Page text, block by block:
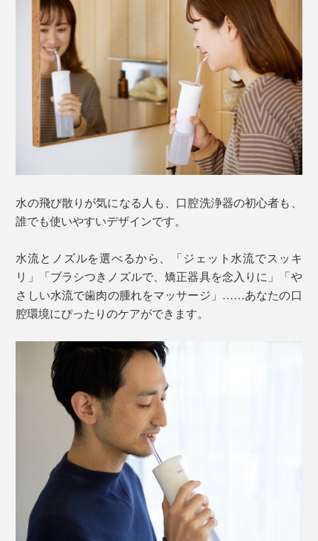
水の飛び散りが気になる人も、口腔洗浄器の初心者も、
誰でも使いやすいデザインです。
水流とノズルを選べるから、「ジェット水流でスッキ
リ」「ブラシつきノズルで、矯正器具を念入りに」「や
さしい水流で歯肉の腫れをマッサージ」……あなたの口
腔環境にぴったりのケアができます。